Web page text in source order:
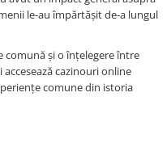
le-au împărtășit de-a lungul
comună și o înțelegere între
cazinouri online
comune din istoria